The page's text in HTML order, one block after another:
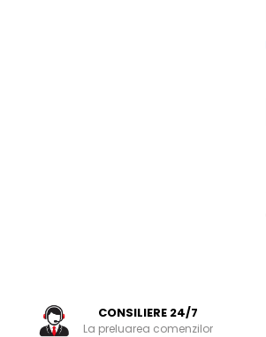
CONSILIERE 24/7
La preluarea comenzilor